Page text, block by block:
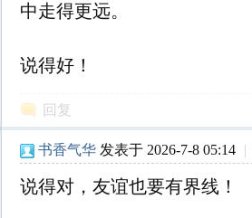
中走得更远。
说得好！
回复
书香气华 发表于 2026-7-8 05:14 |
说得对，友谊也要有界线！